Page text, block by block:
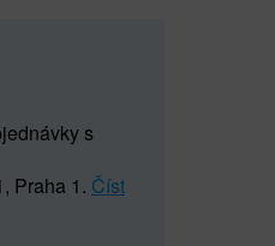
s
Praha 1. Číst